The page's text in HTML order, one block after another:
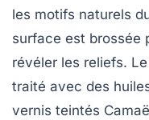
les motifs naturels
surface est brossée
révéler les reliefs.
traité avec des
vernis teintés